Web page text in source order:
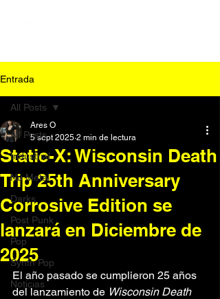
Entrada
All Posts
Industrial
Nu Metal
Darks
Post Punk
Pop
Synth Pop
Noticias
All Posts
Static-X: Wisconsin Death
Trip 25th Anniversary
Corrosive Edition se
lanzará en Diciembre de
2025
Ares O
5 sept 2025 2 min de lectura
El año pasado se cumplieron 25 años
del lanzamiento de Wisconsin Death